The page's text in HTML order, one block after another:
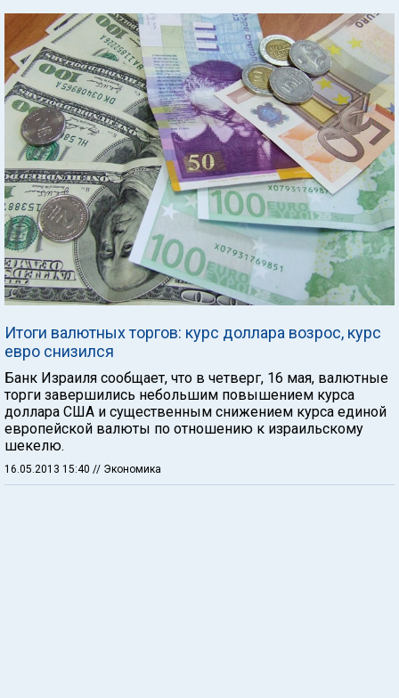
Итоги валютных торгов: курс доллара возрос, курс
евро снизился
Банк Израиля сообщает, что в четверг, 16 мая, валютные
торги завершились небольшим повышением курса
доллара США и существенным снижением курса единой
европейской валюты по отношению к израильскому
шекелю.
16.05.2013 15:40 // Экономика